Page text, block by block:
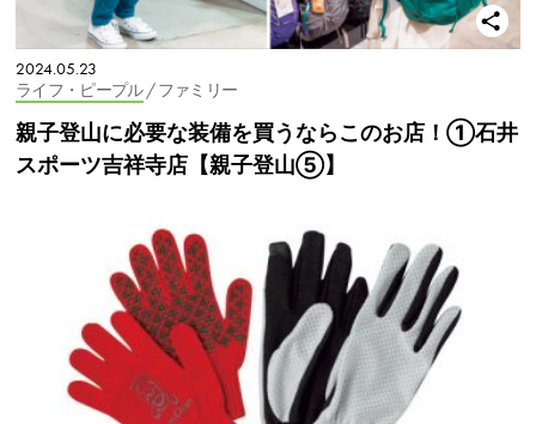
2024.05.23
ライフ・ピープル/ ファミリー
親子登山に必要な装備を買うならこのお店！①石井
スポーツ吉祥寺店【親子登山⑤】